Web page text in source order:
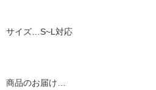
サイズ…S~L対応
商品のお届け…